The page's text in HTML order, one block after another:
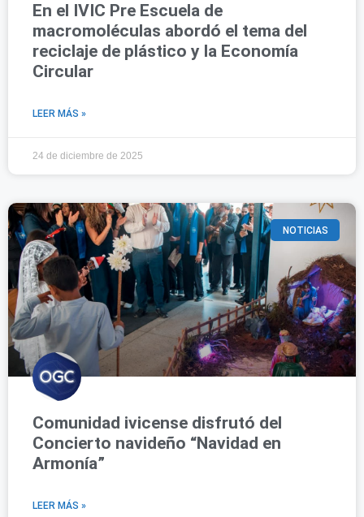
En el IVIC Pre Escuela de
macromoléculas abordó el tema del
reciclaje de plástico y la Economía
Circular
LEER MÁS »
24 de diciembre de 2025
NOTICIAS
Comunidad ivicense disfrutó del
Concierto navideño “Navidad en
Armonía”
LEER MÁS »